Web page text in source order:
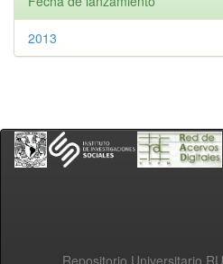
2013
Repositorio Universitario